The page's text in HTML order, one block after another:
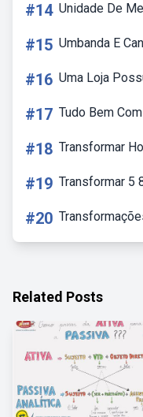
#14 Unidade De
#15 Umbanda E
#16 Uma Loja
#17 Tudo Bem
#18 Transformar
#19 Transformar 5
#20
Related Posts